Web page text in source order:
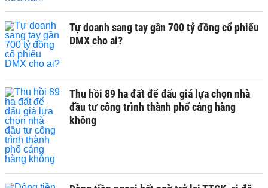
Tự doanh sang tay gần 700 tỷ đồng cổ phiếu
DMX cho ai?
Thu hồi 89 ha đất để đấu giá lựa chọn nhà
đầu tư công trình thành phố cảng hàng
không